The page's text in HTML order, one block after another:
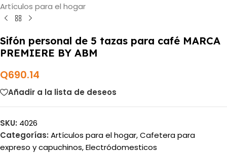
Artículos para el hogar
Sifón personal de 5 tazas para café MARCA
PREMIERE BY ABM
Q690.14
Añadir a la lista de deseos
SKU: 4026
Categorías: Artículos para el hogar,Cafetera para
expreso y capuchinos,Electródomesticos